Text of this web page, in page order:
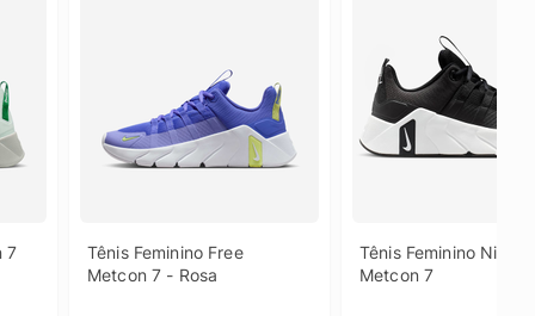
7
Tênis Feminino Free
Metcon 7 - Rosa
Tênis Feminino Nike
Metcon 7